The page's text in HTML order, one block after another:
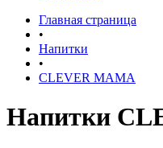
Главная страница
•
Напитки
•
CLEVER MAMA
Напитки